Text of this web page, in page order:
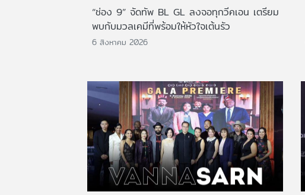
“ช่อง 9” จัดทัพ BL GL ลงจอทุกวีคเอน เตรียม
พบกับมวลเคมีที่พร้อมให้หัวใจเต้นรัว
6 สิงหาคม 2026